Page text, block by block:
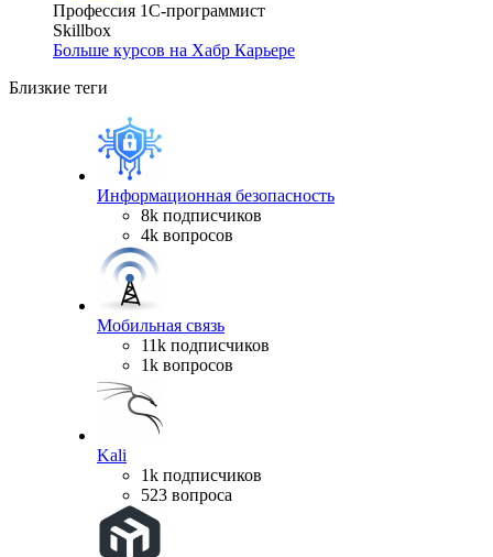
Профессия 1С-программист
Skillbox
Больше курсов на Хабр Карьере
Близкие теги
Информационная безопасность
8k подписчиков
4k вопросов
Мобильная связь
11k подписчиков
1k вопросов
Kali
1k подписчиков
523 вопроса